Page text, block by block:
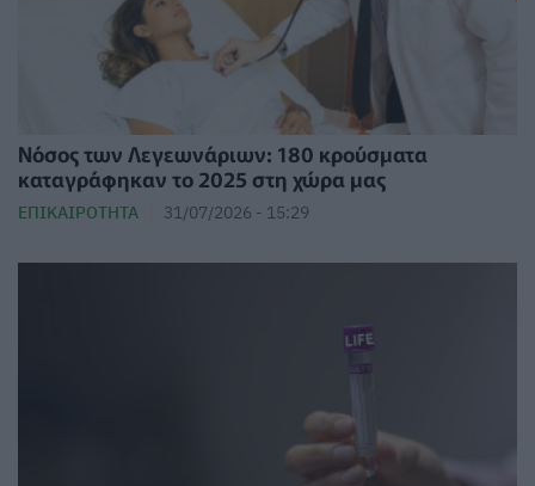
Νόσος των Λεγεωνάριων: 180 κρούσματα
καταγράφηκαν το 2025 στη χώρα μας
ΕΠΙΚΑΙΡΌΤΗΤΑ 31/07/2026 - 15:29